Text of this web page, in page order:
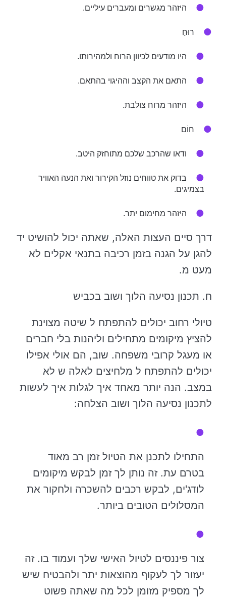
היזהר מגשרים ומעברים עיליים.
רוּחַ
היו מודעים לכיוון הרוח ולמהירותו.
התאם את הקצב וההיגוי בהתאם.
היזהר מרוח צולבת.
חוֹם
ודאו שהרכב שלכם מתוחזק היטב.
בדוק את טווחים נוזל הקירור ואת הנעה האוויר
בצמיגים.
היזהר מחימום יתר.
דרך סיים העצות האלה, שאתה יכול להושיט יד
להגן על הגנה בזמן רכיבה בתנאי אקלים לא
מעט מ.
ח. תכנון נסיעה הלוך ושוב בכביש
טיולי רחוב יכולים להתפתח ל שיטה מצוינת
להציץ מיקומים מתחילים וליהנות בלי חברים
או מעגל קרובי משפחה. שוב, הם אולי אפילו
יכולים להתפתח ל מלחיצים לאלה ש לא
במצב. הנה יותר מאחד איך לגלות איך לעשות
לתכנון נסיעה הלוך ושוב הצלחה:
התחילו לתכנן את הטיול זמן רב מאוד
בטרם עת. זה נותן לך זמן לבקש מיקומים
לודג'ים, לבקש רכבים להשכרה ולחקור את
המסלולים הטובים ביותר.
צור פיננסים לטיול האישי שלך ועמוד בו. זה
יעזור לך לעקוף מהוצאות יתר ולהבטיח שיש
לך מספיק מזומן לכל מה שאתה פשוט